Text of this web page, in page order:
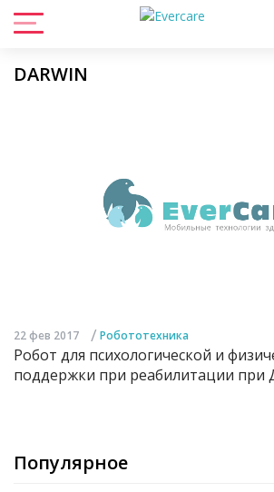
DARWIN
22 фев 2017 / Робототехника
Робот для психологической и
поддержки при реабилитации при
Популярное